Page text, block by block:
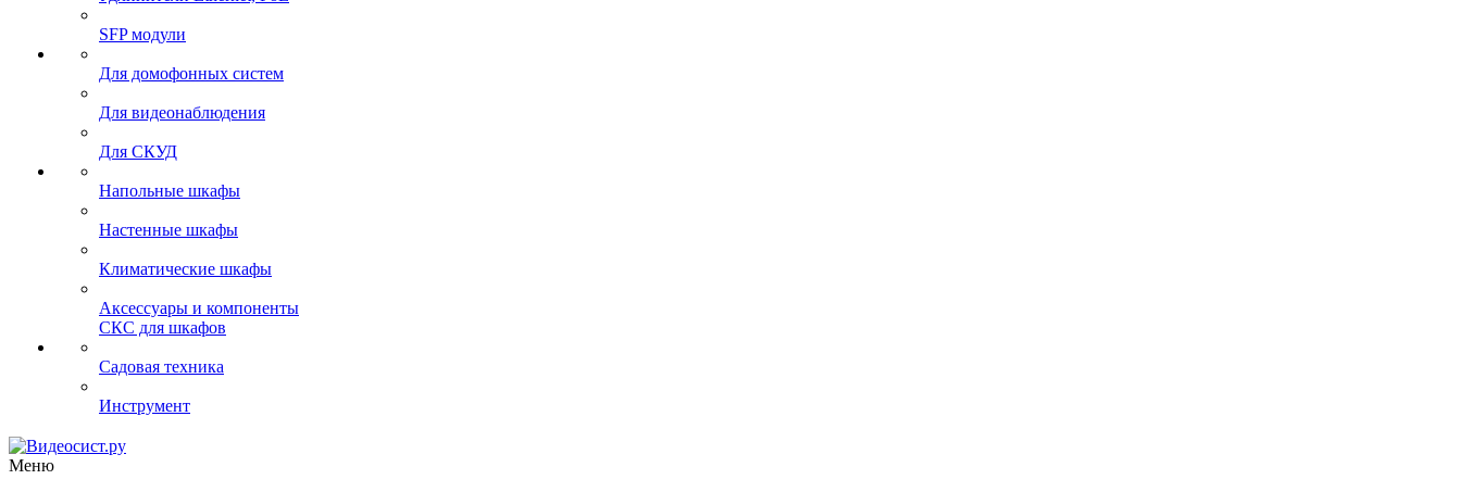
SFP модули
Для домофонных систем
Для видеонаблюдения
Для СКУД
Напольные шкафы
Настенные шкафы
Климатические шкафы
Аксессуары и компоненты
СКС для шкафов
Садовая техника
Инструмент
Меню